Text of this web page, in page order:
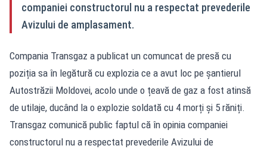
companiei constructorul nu a respectat prevederile
Avizului de amplasament.
Compania Transgaz a publicat un comuncat de presă cu
poziția sa în legătură cu explozia ce a avut loc pe șantierul
Autostrăzii Moldovei, acolo unde o țeavă de gaz a fost atinsă
de utilaje, ducând la o explozie soldată cu 4 morți și 5 răniți.
Transgaz comunică public faptul că în opinia companiei
constructorul nu a respectat prevederile Avizului de